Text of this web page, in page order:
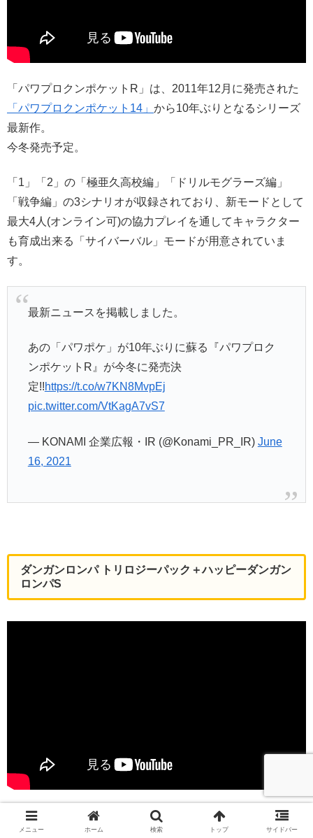
「パワプロクンポケットR」は、2011年12月に発売された
「パワプロクンポケット14」 から10年ぶりとなるシリーズ
最新作。
今冬発売予定。
「1」「2」の「極亜久高校編」「ドリルモグラーズ編」
「戦争編」の3シナリオが収録されており、新モードとして
最大4人(オンライン可)の協力プレイを通してキャラクター
も育成出来る「サイバーバル」モードが用意されていま
す。
最新ニュースを掲載しました。
あの「パワポケ」が10年ぶりに蘇る『パワプロク
ンポケットR』が今冬に発売決
定!!https://t.co/w7KN8MvpEj
pic.twitter.com/VtKagA7vS7
— KONAMI 企業広報・IR (@Konami_PR_IR) June
16, 2021
ダンガンロンパ トリロジーパック＋ハッピーダンガン
ロンパS
2021年発売予定。
メニュー ホーム 検索 トップ サイドバー